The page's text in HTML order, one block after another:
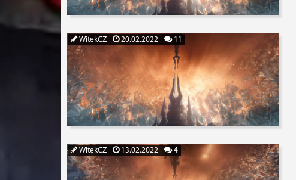
WitekCZ 20.02.2022 11
WitekCZ 13.02.2022 4